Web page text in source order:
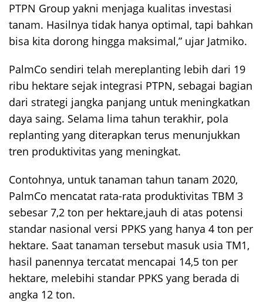
PTPN Group yakni menjaga kualitas investasi
tanam. Hasilnya tidak hanya optimal, tapi bahkan
bisa kita dorong hingga maksimal,” ujar Jatmiko.
PalmCo sendiri telah mereplanting lebih dari 19
ribu hektare sejak integrasi PTPN, sebagai bagian
dari strategi jangka panjang untuk meningkatkan
daya saing. Selama lima tahun terakhir, pola
replanting yang diterapkan terus menunjukkan
tren produktivitas yang meningkat.
Contohnya, untuk tanaman tahun tanam 2020,
PalmCo mencatat rata-rata produktivitas TBM 3
sebesar 7,2 ton per hektare,jauh di atas potensi
standar nasional versi PPKS yang hanya 4 ton per
hektare. Saat tanaman tersebut masuk usia TM1,
hasil panennya tercatat mencapai 14,5 ton per
hektare, melebihi standar PPKS yang berada di
angka 12 ton.